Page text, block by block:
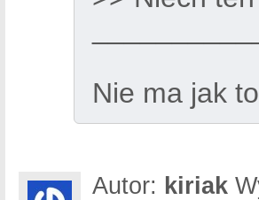
Nie ma jak
Autor: kiriak